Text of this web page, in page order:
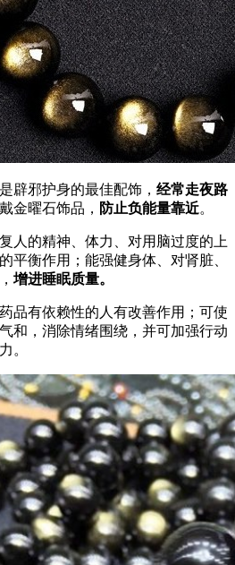
辟邪护身的最佳配饰， 经常走夜路
金曜石饰品， 防止负能量靠近。
人的精神、体力、对用脑过度的上
平衡作用；能强健身体、对肾脏、
增进睡眠质量。
品有依赖性的人有改善作用；可使
和，消除情绪围绕，并可加强行动
。